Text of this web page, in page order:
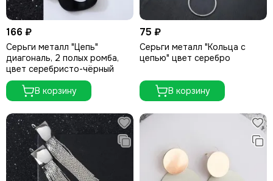
166 ₽
Серьги металл "Цепь"
диагональ, 2 полых ромба,
цвет серебристо-чёрный
В корзину
75 ₽
Серьги металл "Кольца с
цепью" цвет серебро
В корзину